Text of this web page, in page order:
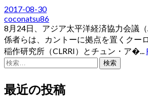
キ
ッ
プ
2017-08-30
coconatsu86
8月24日、アジア太平洋経済協力会議
係者らは、カントーに拠点を置くクー
稲作研究所（CLRRI）とチュン・ア�...
検
最近の投稿